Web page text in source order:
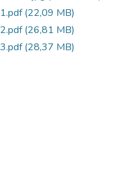
(22,09 MB)
(26,81 MB)
(28,37 MB)